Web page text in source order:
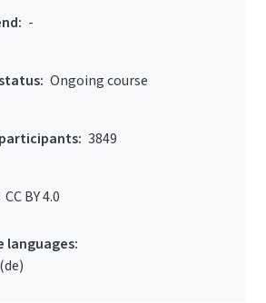
-
Ongoing course
3849
CC BY 4.0
languages: